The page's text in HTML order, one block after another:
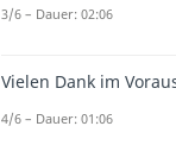
3/6 – Dauer: 02:06
Vielen Dank im
4/6 – Dauer: 01:06